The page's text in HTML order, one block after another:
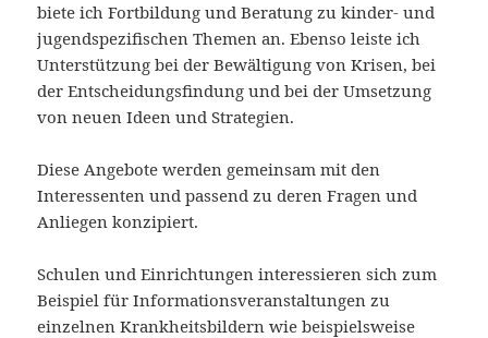
biete ich Fortbildung und Beratung zu kinder- und
jugendspezifischen Themen an. Ebenso leiste ich
Unterstützung bei der Bewältigung von Krisen, bei
der Entscheidungsfindung und bei der Umsetzung
von neuen Ideen und Strategien.
Diese Angebote werden gemeinsam mit den
Interessenten und passend zu deren Fragen und
Anliegen konzipiert.
Schulen und Einrichtungen interessieren sich zum
Beispiel für Informationsveranstaltungen zu
einzelnen Krankheitsbildern wie beispielsweise